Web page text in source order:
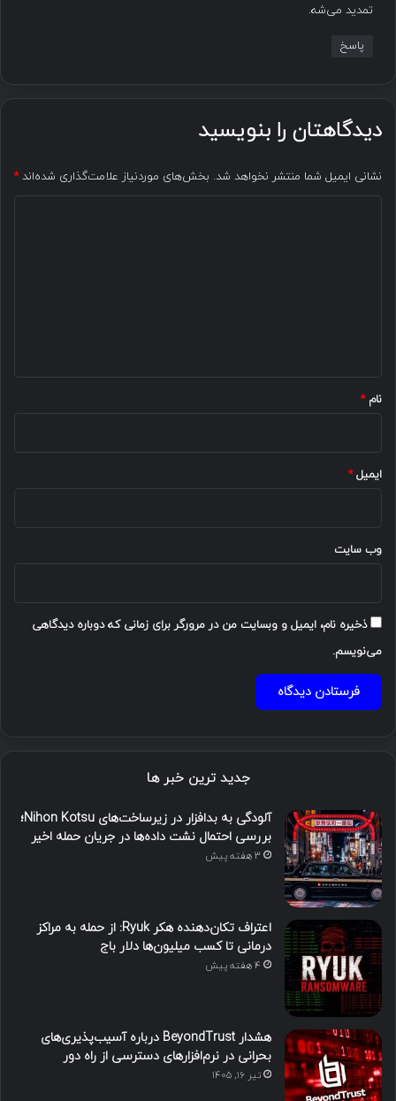
تمدید می‌شه.
پاسخ
دیدگاهتان را بنویسید
نشانی ایمیل شما منتشر نخواهد شد. بخش‌های موردنیاز علامت‌گذاری شده‌اند*
نام*
ایمیل*
وب‌ سایت
ذخیره نام، ایمیل و وبسایت من در مرورگر برای زمانی که دوباره دیدگاهی
می‌نویسم.
جدید ترین خبر ها
آلودگی به بدافزار در زیرساخت‌های Nihon Kotsu؛
بررسی احتمال نشت داده‌ها در جریان حمله اخیر
3 هفته پیش
اعتراف تکان‌دهنده هکر Ryuk: از حمله به مراکز
درمانی تا کسب میلیون‌ها دلار باج
4 هفته پیش
هشدار BeyondTrust درباره آسیب‌پذیری‌های
بحرانی در نرم‌افزارهای دسترسی از راه دور
تیر ۱۶, ۱۴۰۵